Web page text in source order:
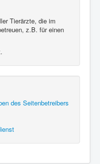
Tierärzte, die im
z.B. für einen
des Seitenbetreibers